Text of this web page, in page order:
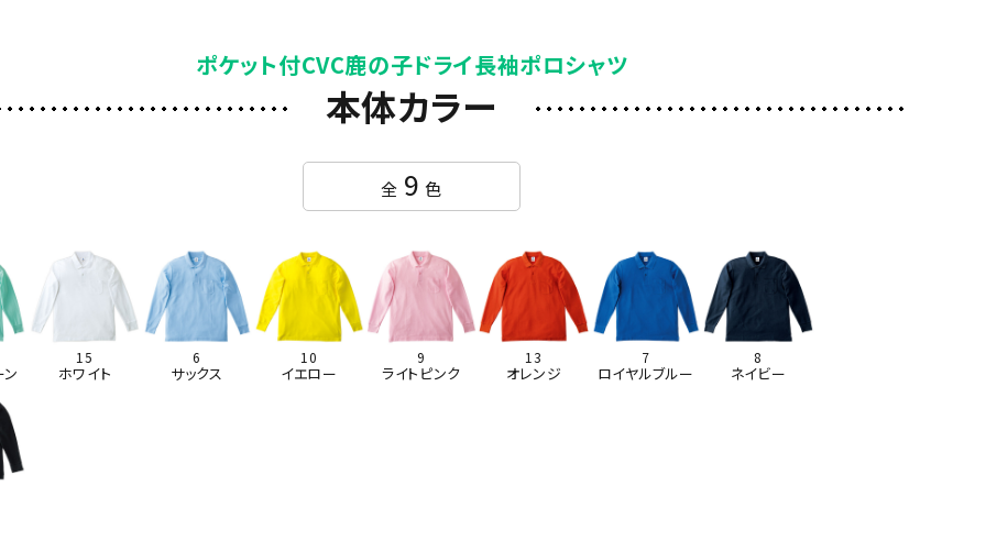
ポケット付CVC鹿の子ドライ長袖ポロシャツ
本体カラー
全 9 色
ン
15
ホワイト
6
サックス
10
イエロー
9
ライトピンク
13
オレンジ
7
ロイヤルブルー
8
ネイビー